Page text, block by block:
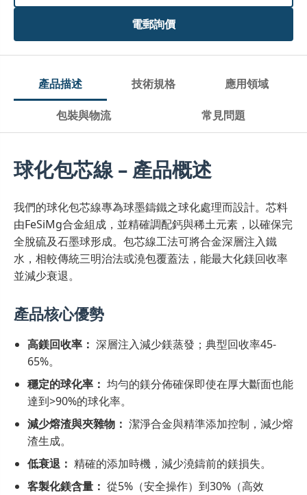
電郵詢價
產品描述 技術規格 應用領域
包裝與物流 常見問題
球化包芯線 – 產品概述
我們的球化包芯線專為球墨鑄鐵之球化處理而設計。芯料
由FeSiMg合金組成，並精確調配鈣與稀土元素，以確保完
全脫硫及石墨球形成。包芯線工法可將合金深層注入鐵
水，相較傳統三明治法或澆包覆蓋法，能最大化鎂回收率
並減少衰退。
產品核心優勢
高鎂回收率： 深層注入減少鎂蒸發；典型回收率45-
65%。
穩定的球化率： 均勻的鎂分佈確保即使在厚大斷面也能
達到>90%的球化率。
減少熔渣與夾雜物： 潔淨合金與精準添加控制，減少熔
渣生成。
低衰退： 精確的添加時機，減少澆鑄前的鎂損失。
客製化鎂含量： 從5%（安全操作）到30%（高效